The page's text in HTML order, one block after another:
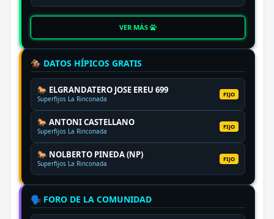
VER MÁS
🏇 DATOS HÍPICOS GRATIS
🐎 ELGRANDATERO JOSE EREU 699
Superfijos La Rinconada
FIJO
🐎 ANTONI CASTELLANO
Superfijos La Rinconada
FIJO
🐎 NOLBERTO PINEDA (NP)
Superfijos La Rinconada
FIJO
🗣️ FORO DE LA COMUNIDAD